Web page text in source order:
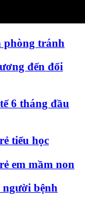
phòng tránh
đến đổi
6 tháng đầu
tiểu học
em mầm non
bệnh